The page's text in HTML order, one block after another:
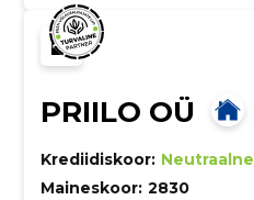
PRIILO OÜ
Krediidiskoor: Neutraalne
Maineskoor: 2830